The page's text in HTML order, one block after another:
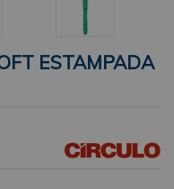
ESTAMPADA